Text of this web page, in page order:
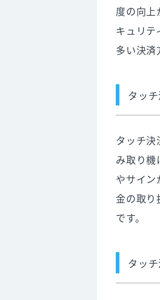
5. これ
新
業界
6. まとめ
タ
度の向上
キュリテ
多い決済
タッ
タッチ
み取り
やサイン
金の取
です。
タッ